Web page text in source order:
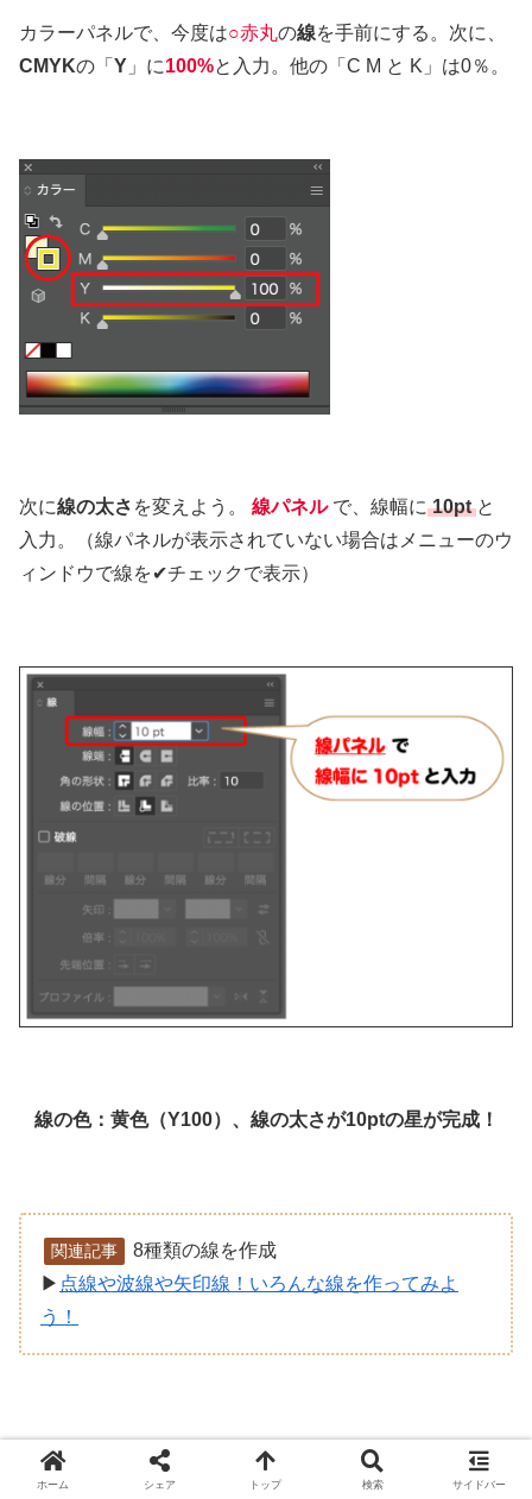
カラーパネルで、今度は○赤丸の線を手前にする。次に、
CMYKの「 Y 」に100%と入力。他の「C M と K」は0％。
次に線の太さ を変えよう。 線パネルで、線幅に 10pt と
入力。
（線パネルが表示されていない場合はメニューのウ
ィンドウで線を✔︎チェックで表示）
線の色：黄色（Y100）、線の太さが10ptの星が完成！
関連記事
8種類の線を作成
▶ 点線や波線や矢印線！いろんな線を作ってみよ
う！
ホーム シェア トップ 検索 サイドバー